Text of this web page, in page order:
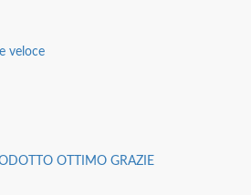
veloce
OTTIMO GRAZIE